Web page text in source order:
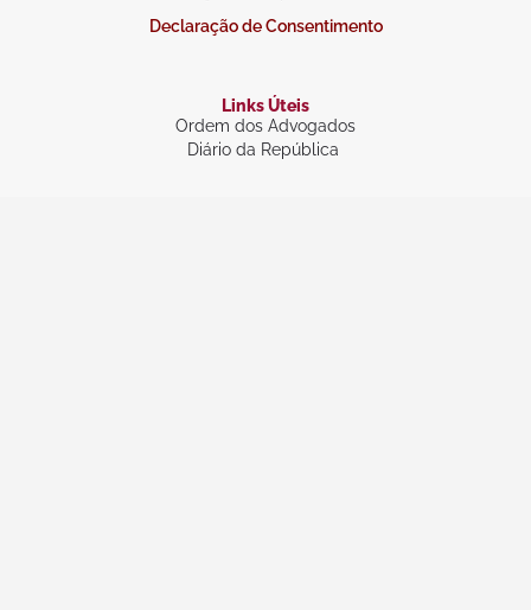
Declaração de Consentimento
Links Úteis
Ordem dos Advogados
Diário da República